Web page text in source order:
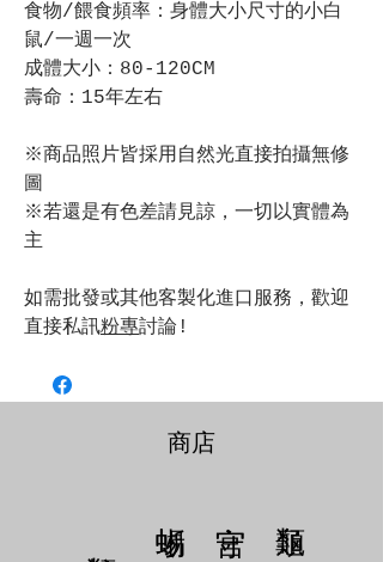
食物/餵食頻率：身體大小尺寸的小白
鼠/一週一次
成體大小：80-120CM
壽命：15年左右
※商品照片皆採用自然光直接拍攝無修
圖
※若還是有色差請見諒，一切以實體為
主
如需批發或其他客製化進口服務，歡迎
直接私訊粉專討論!
商店